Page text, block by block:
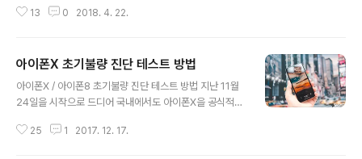
다’는 의미가 담겨있습니다. ▼ 이 서비스는 앞서 말한 것
가능한 기능인데 이걸 왜?’라고 생각하시기도 할 겁니다.
까 싶네요. 덧붙여 데이터를 이용해 영상으로 통화를 할 수
있다는 사실. 즉, 와이파이 환경에서는 무료로 즐길 수 있다
는 건데요. 본문에서는 이 녀석을 즐기며 느낀 장단점과 함
보려 합니다. 관련된 서비스에서 장점은 ‘쓰는 재미’에서 찾
13 0 2018. 4. 22.
아이폰X 초기불량 진단 테스트 방법
아이폰X / 아이폰8 초기불량 진단 테스트 방법 지난 11월
24일을 시작으로 드디어 국내에서도 아이폰X을 공식적으
보면 이를 구매한 사람들의 다양한 이야기를 접할 수 있는
25 1 2017. 12. 17.